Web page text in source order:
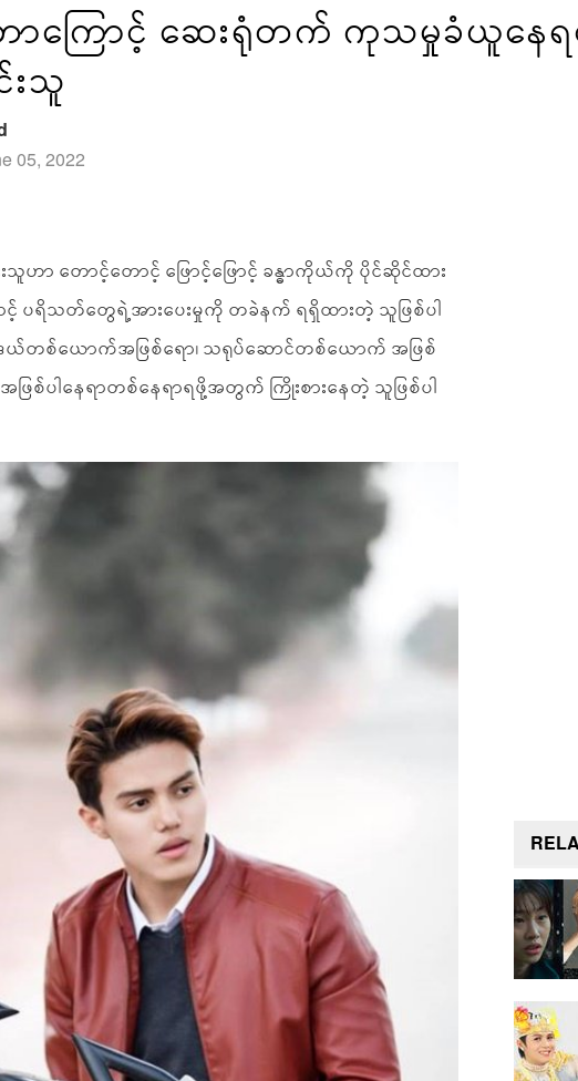
းတာကြောင့် ဆေးရုံတက် ကုသမှုခံယူန
းသူ
05, 2022
ဟာ တောင့်တောင့် ဖြောင့်ဖြောင့် ခန္ဓာကိုယ်ကို ပိုင်ဆိုင်ထား
ောင့် ပရိသတ်တွေရဲ့အားပေးမှုကို တခဲနက် ရရှိထားတဲ့ သူဖြစ်ပါ
တစ်ယောက်အဖြစ်ရော၊ သရုပ်ဆောင်တစ်ယောက် အဖြစ်
စ်ပါနေရာတစ်နေရာရဖို့အတွက် ကြိုးစားနေတဲ့ သူဖြစ်ပါ